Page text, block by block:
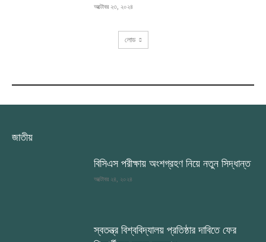
অক্টোবর ২৩, ২০২৪
লোড
জাতীয়
বিসিএস পরীক্ষায় অংশগ্রহণ নিয়ে নতুন সিদ্ধান্ত
অক্টোবর ২৪, ২০২৪
স্বতন্ত্র বিশ্ববিদ্যালয় প্রতিষ্ঠার দাবিতে ফের